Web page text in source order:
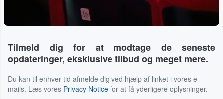
Tilmeld dig for at modtage de seneste
opdateringer, eksklusive tilbud og meget mere.
Du kan til enhver tid afmelde dig ved hjælp af linket i vores e-
mails. Læs vores Privacy Notice for at få yderligere oplysninger.